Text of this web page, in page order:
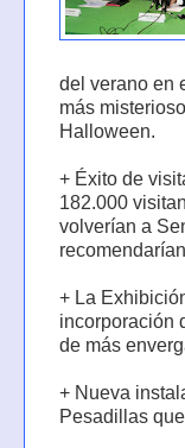
del verano en
más
Halloween.
+ Éxito de
182.000
volverían a
+ La
incorporación
de más
+ Nueva
Pesadillas